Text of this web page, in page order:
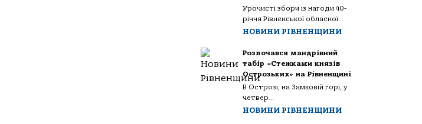
Урочисті збори із нагоди 40-
річчя Рівненської обласної...
НОВИНИ РІВНЕНЩИНИ
Розпочався мандрівний
табір «Стежками князів
Острозьких» на Рівненщині
В Острозі, на Замковій горі, у
четвер...
НОВИНИ РІВНЕНЩИНИ